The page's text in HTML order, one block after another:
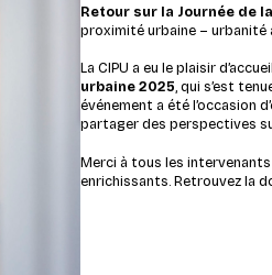
Retour sur la Journée de
proximité urbaine – urbanité
La CIPU a eu le plaisir
urbaine 2025, qui s’est
événement a été l’occasion
partager des perspectives
Merci à tous les
enrichissants. Retrouvez la